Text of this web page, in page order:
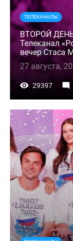
ТЕЛЕКАНАЛЫ
ВТОРОЙ
Телеканал
вечер Стаса
27 августа,
29397